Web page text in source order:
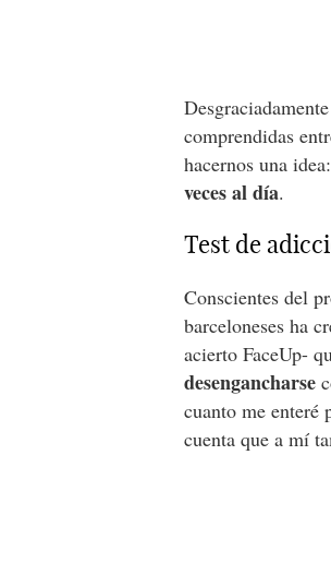
comprendidas
hacernos una
veces al día.
Test de
Conscientes del
barceloneses ha
acierto FaceUp-
desengancharse
cuanto me
cuenta que a mí